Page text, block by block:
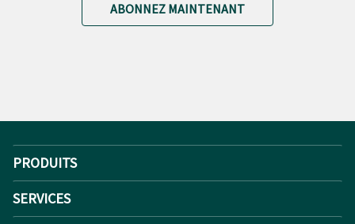
ABONNEZ MAINTENANT
PRODUITS
SERVICES